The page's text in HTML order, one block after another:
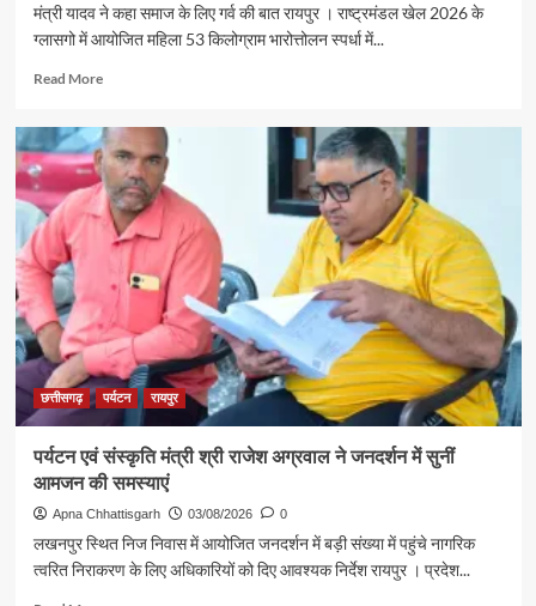
से
रामलला
के
दर्शन
के
लिए
रवाना
मंत्री यादव ने कहा समाज के लिए गर्व की बात रायपुर । राष्ट्रमंडल खेल 2026 के
ग्लासगो में आयोजित महिला 53 किलोग्राम भारोत्तोलन स्पर्धा में...
Read MoreRead
रजत
पदक
विजेता
ज्ञानेश्वरी
यादव
मंत्री
गजेंद्र
यादव
ने
की
छत्तीसगढ़ पर्यटन रायपुर
पर्यटन एवं संस्कृति मंत्री श्री राजेश अग्रवाल ने जनदर्शन में सुनीं
आमजन की समस्याएं
Apna Chhattisgarh 03/08/2026 0
लखनपुर स्थित निज निवास में आयोजित जनदर्शन में बड़ी संख्या में पहुंचे नागरिक
त्वरित निराकरण के लिए अधिकारियों को दिए आवश्यक निर्देश रायपुर । प्रदेश...